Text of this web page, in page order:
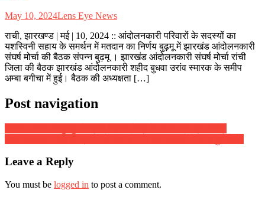
May 10, 2024Lens Eye News
राची, झारखण्ड | मई | 10, 2024 :: आंदोलनकारी परिवारों के सदस्यों का
यशस्विनी सहाय के समर्थन में मतदान का निर्णय बुढ़मू में झारखंड आंदोलनकारी
संघर्ष मोर्चा की बैठक संपन्न बुढ़मू । झारखंड आंदोलनकारी संघर्ष मोर्चा रांची
जिला की बैठक झारखंड आंदोलनकारी शहीद बुधवा उरांव स्मारक के समीप
अम्बा बगीचा में हुई। बैठक की अध्यक्षता […]
Post navigation
Leave a Reply
You must be logged in to post a comment.